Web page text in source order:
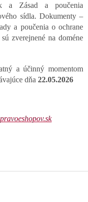
a Zásad a poučenia
sídla. Dokumenty –
a poučenia o ochrane
zverejnené na doméne
a účinný momentom
dňa 22.05.2026